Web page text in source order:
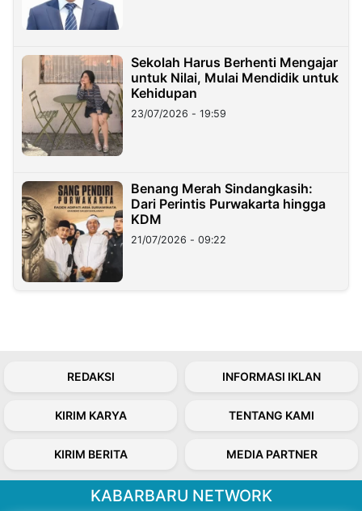
Sekolah Harus Berhenti Mengajar
untuk Nilai, Mulai Mendidik untuk
Kehidupan
23/07/2026 - 19:59
Benang Merah Sindangkasih:
Dari Perintis Purwakarta hingga
KDM
21/07/2026 - 09:22
REDAKSI INFORMASI IKLAN
KIRIM KARYA TENTANG KAMI
KIRIM BERITA MEDIA PARTNER
KABARBARU NETWORK